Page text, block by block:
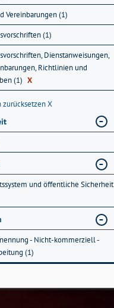
Vereinbarungen (1)
(1)
Dienstanweisungen,
Richtlinien und
(1) X
zurücksetzenX
und öffentliche Sicherheit
- Nicht-kommerziell -
(1)